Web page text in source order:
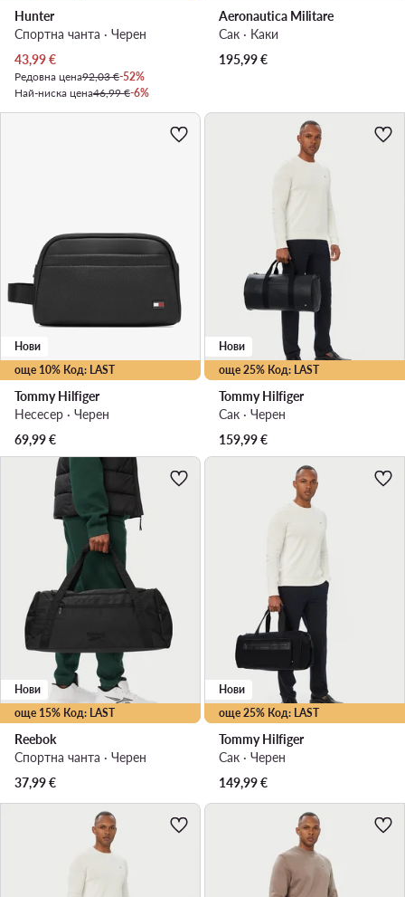
Hunter
Спортна чанта · Черен
Актуална цена
43,99€
Редовна цена92,03 €-52%
Най-ниска цена46,99 €-6%
Aeronautica Militare
Сак · Каки
195,99€
още 10% Код: LAST
Нови
Tommy Hilfiger
Несесер · Черен
69,99€
още 25% Код: LAST
Нови
Tommy Hilfiger
Сак · Черен
159,99€
още 15% Код: LAST
Нови
Reebok
Спортна чанта · Черен
37,99€
още 25% Код: LAST
Нови
Tommy Hilfiger
Сак · Черен
149,99€